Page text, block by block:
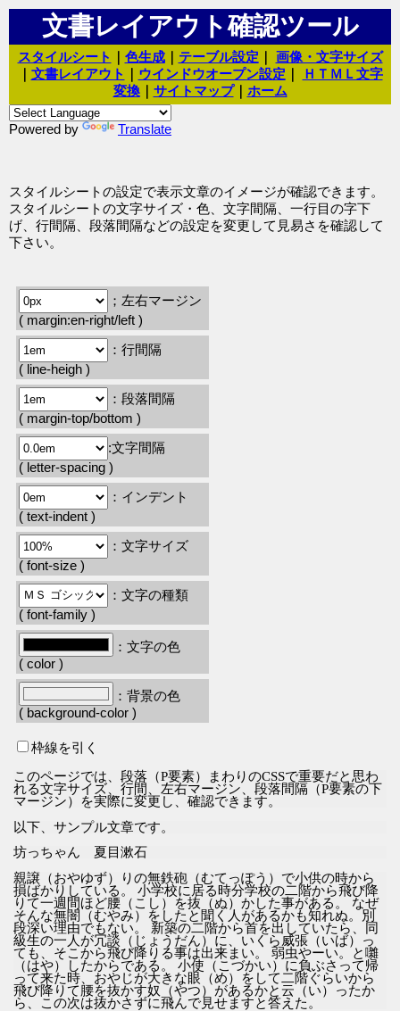
文書レイアウト確認ツール
スタイルシート 色生成｜ テーブル設定
画像・文字サイズ
文書レイアウト ウインドウオープン設定
ＨＴＭＬ文字
変換｜ サイトマップ｜ ホーム
Powered by Translate
スタイルシートの設定で表示文章のイメージが確認できます。
スタイルシートの文字サイズ・色、文字間隔、一行目の字下
げ、行間隔、段落間隔などの設定を変更して見易さを確認して
下さい。
；左右マージン
( margin:en-right/left )
：行間隔
( line-heigh )
：段落間隔
( margin-top/bottom )
:文字間隔
( letter-spacing )
：インデント
( text-indent )
：文字サイズ
( font-size )
：文字の種類
( font-family )
：文字の色
( color )
：背景の色
( background-color )
枠線を引く
このページでは、段落（P要素）まわりのCSSで重要だと思わ
れる文字サイズ、行間、左右マージン、段落間隔（P要素の下
マージン）を実際に変更し、確認できます。
以下、サンプル文章です。
坊っちゃん 夏目漱石
親譲（おやゆず）りの無鉄砲（むてっぽう）で小供の時から
損ばかりしている。 小学校に居る時分学校の二階から飛び降
りて一週間ほど腰（こし）を抜（ぬ）かした事がある。 なぜ
そんな無闇（むやみ）をしたと聞く人があるかも知れぬ。別
段深い理由でもない。 新築の二階から首を出していたら、同
級生の一人が冗談（じょうだん）に、いくら威張（いば）っ
ても、そこから飛び降りる事は出来まい。 弱虫やーい。と囃
（はや）したからである。 小使（こづかい）に負ぶさって帰
って来た時、おやじが大きな眼（め）をして二階ぐらいから
飛び降りて腰を抜かす奴（やつ）があるかと云（い）ったか
ら、この次は抜かさずに飛んで見せますと答えた。